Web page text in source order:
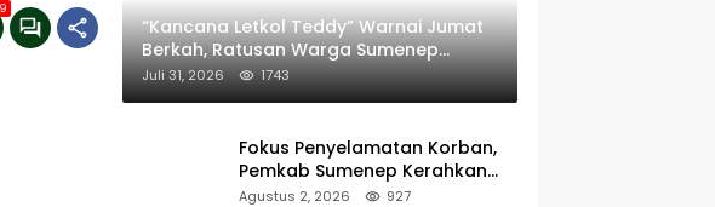
“Kancana Letkol Teddy” Warnai Jumat
Berkah, Ratusan Warga Sumenep
Terima Nasi Bungkus
Juli 31, 2026 1743
Fokus Penyelamatan Korban,
Pemkab Sumenep Kerahkan
Tim Medis dan Ambulans ke
Agustus 2, 2026 927